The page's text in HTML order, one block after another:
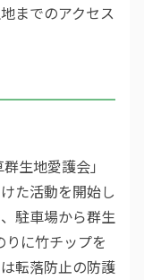
までのアクセス
生地愛護会」
た活動を開始し
駐車場から群生
に竹チップを
転落防止の防護